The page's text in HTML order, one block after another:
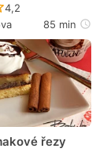
Recept ještě nebyl
4,2
85 min
řezy